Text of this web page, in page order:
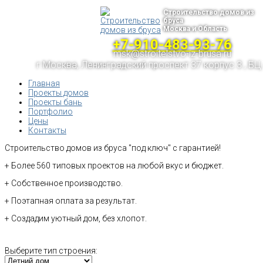
Строительство домов из
бруса
Москва и Область
+7-910-483-93-76
msk@stroitelstvo-iz-brusa.ru
г.Москва, Ленинградский проспект 37 корпус 3 , БЦ
Главная
Проекты домов
Проекты бань
Портфолио
Цены
Контакты
Строительство домов из бруса "под ключ" с гарантией!
+ Более 560 типовых проектов на любой вкус и бюджет.
+ Собственное производство.
+ Поэтапная оплата за результат.
+ Создадим уютный дом, без хлопот.
Выберите тип строения: